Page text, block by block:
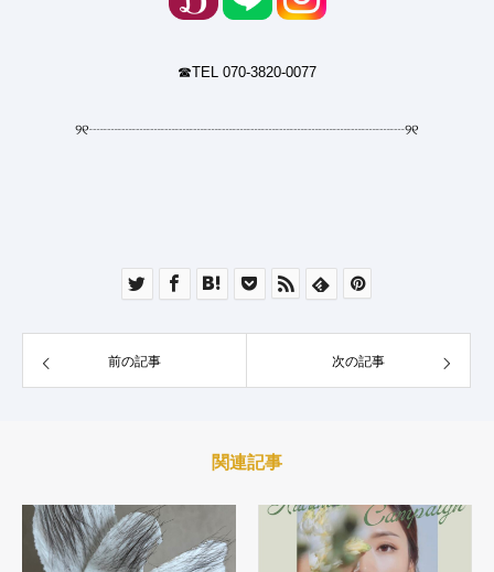
☎︎TEL 070-3820-0077
୨୧┈┈┈┈┈┈┈┈┈┈┈┈┈┈┈┈┈┈┈┈┈┈୨୧
前の記事 次の記事
関連記事